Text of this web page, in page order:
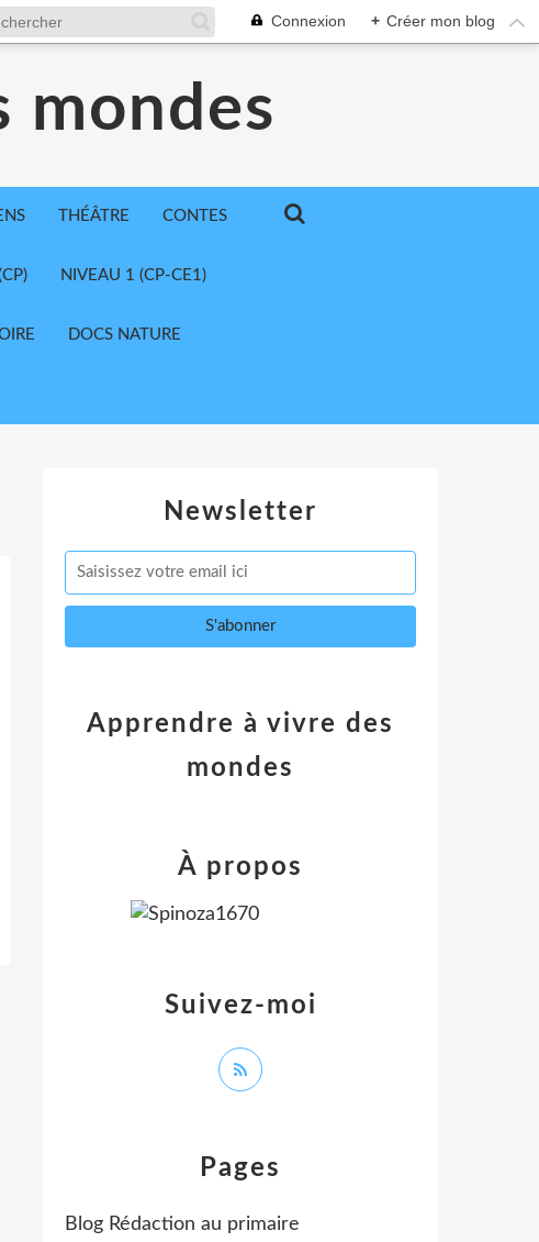
Connexion + Créer mon blog
mondes
THÉÂTRE CONTES
NIVEAU 1 (CP-CE1)
DOCS NATURE
Newsletter
Pages
Blog Rédaction au primaire
Apprendre à vivre des
mondes
Suivez-moi
À propos